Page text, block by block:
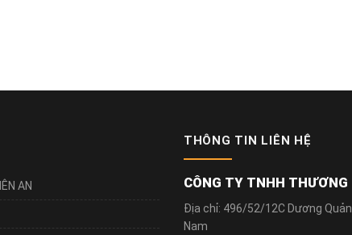
AN
THÔNG TIN LIÊN HỆ
CÔNG TY TNHH
Địa chỉ: 496/52/12C Dương
Nam